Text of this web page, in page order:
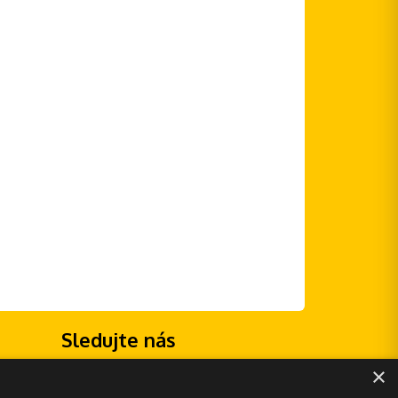
Sledujte nás
×